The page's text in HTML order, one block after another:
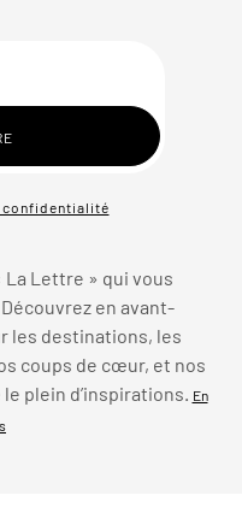
confidentialité
La Lettre » qui vous
en avant-
les destinations, les
coups de cœur, et nos
plein d’inspirations.
En